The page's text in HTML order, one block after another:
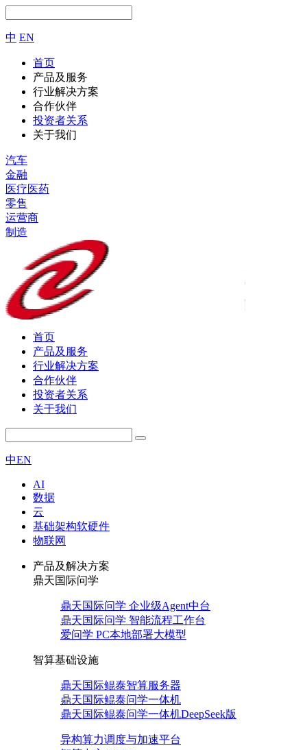
中 EN
首页
产品及服务
行业解决方案
合作伙伴
投资者关系
关于我们
汽车
金融
医疗医药
零售
运营商
制造
首页
产品及服务
行业解决方案
合作伙伴
投资者关系
关于我们
中EN
AI
数据
云
基础架构软硬件
物联网
产品及解决方案
鼎天国际问学
鼎天国际问学 企业级Agent中台
鼎天国际问学 智能流程工作台
爱问学 PC本地部署大模型
智算基础设施
鼎天国际鲲泰智算服务器
鼎天国际鲲泰问学一体机
鼎天国际鲲泰问学一体机DeepSeek版
异构算力调度与加速平台